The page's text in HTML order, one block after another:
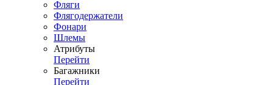
Фляги
Флягодержатели
Фонари
Шлемы
Атрибуты
Перейти
Багажники
Перейти